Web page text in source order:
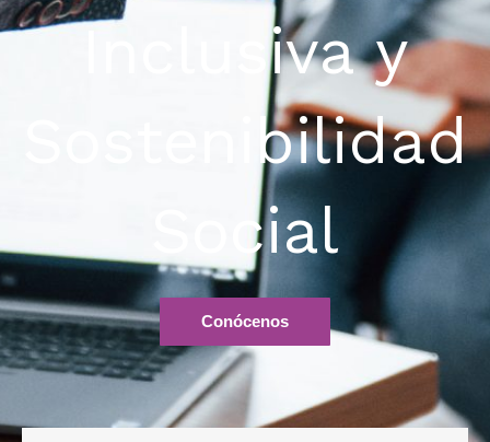
Inclusiva y
Sostenibilidad
Social
Conócenos